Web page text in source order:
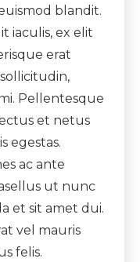
blandit.
iaculis, ex elit
erat
Pellentesque
et netus
egestas.
ac ante
ut nunc
et sit amet dui.
vel mauris
felis.